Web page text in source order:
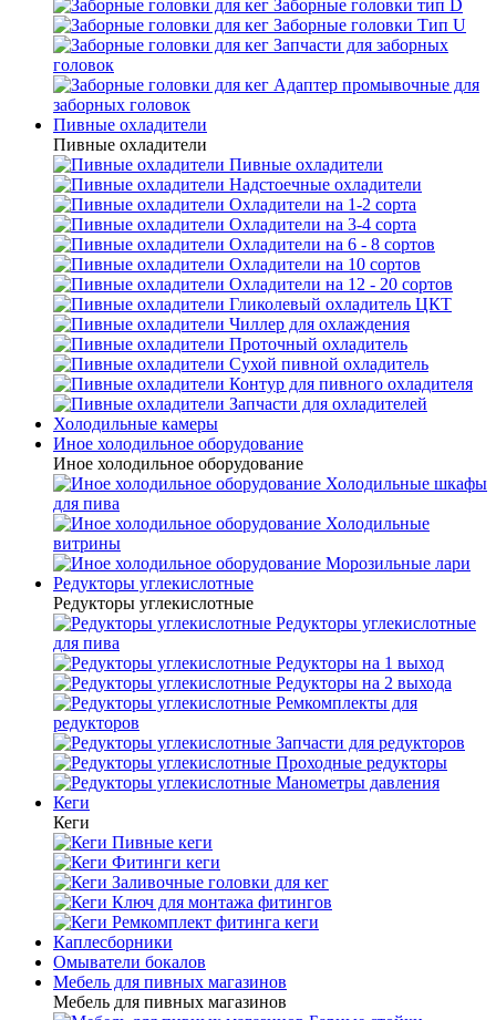
Заборные головки тип D
Заборные головки Тип U
Запчасти для заборных
головок
Адаптер промывочные для
заборных головок
Пивные охладители
Пивные охладители
Пивные охладители
Надстоечные охладители
Охладители на 1-2 сорта
Охладители на 3-4 сорта
Охладители на 6 - 8 сортов
Охладители на 10 сортов
Охладители на 12 - 20 сортов
Гликолевый охладитель ЦКТ
Чиллер для охлаждения
Проточный охладитель
Сухой пивной охладитель
Контур для пивного охладителя
Запчасти для охладителей
Холодильные камеры
Иное холодильное оборудование
Иное холодильное оборудование
Холодильные шкафы
для пива
Холодильные
витрины
Морозильные лари
Редукторы углекислотные
Редукторы углекислотные
Редукторы углекислотные
для пива
Редукторы на 1 выход
Редукторы на 2 выхода
Ремкомплекты для
редукторов
Запчасти для редукторов
Проходные редукторы
Манометры давления
Кеги
Кеги
Пивные кеги
Фитинги кеги
Заливочные головки для кег
Ключ для монтажа фитингов
Ремкомплект фитинга кеги
Каплесборники
Омыватели бокалов
Мебель для пивных магазинов
Мебель для пивных магазинов